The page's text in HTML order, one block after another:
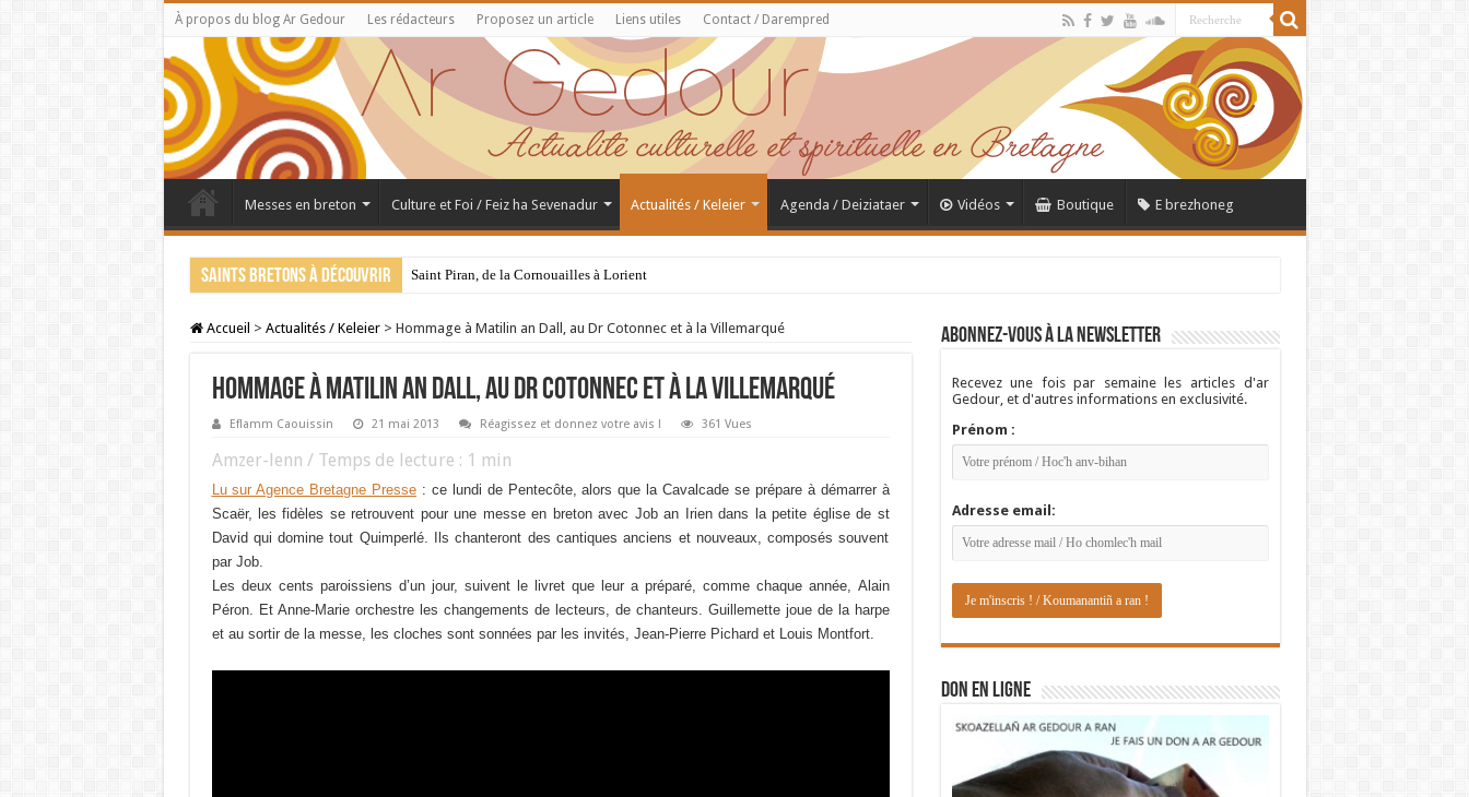
À propos du blog Ar Gedour Les rédacteurs Proposez un article Liens utiles Contact / Darempred
Messes en breton Culture et Foi / Feiz ha Sevenadur Actualités / Keleier Agenda / Deiziataer Vidéos Boutique E brezhoneg
Saints bretons à découvrir Saint Piran, de la Cornouailles à Lorient
Accueil > Actualités / Keleier > Hommage à Matilin an Dall, au Dr Cotonnec et à la Villemarqué
Hommage à Matilin an Dall, au Dr Cotonnec et à la Villemarqué
Eflamm Caouissin 21 mai 2013 Réagissez et donnez votre avis ! 361 Vues
Amzer-lenn / Temps de lecture : 1 min
Lu sur Agence Bretagne Presse : ce lundi de Pentecôte, alors que la Cavalcade se prépare à démarrer à
Scaër, les fidèles se retrouvent pour une messe en breton avec Job an Irien dans la petite église de st
David qui domine tout Quimperlé. Ils chanteront des cantiques anciens et nouveaux, composés souvent
par Job.
Les deux cents paroissiens d’un jour, suivent le livret que leur a préparé, comme chaque année, Alain
Péron. Et Anne-Marie orchestre les changements de lecteurs, de chanteurs. Guillemette joue de la harpe
et au sortir de la messe, les cloches sont sonnées par les invités, Jean-Pierre Pichard et Louis Montfort.
Abonnez-vous à la newsletter
Recevez une fois par semaine les articles d'ar
Gedour, et d'autres informations en exclusivité.
Prénom :
Adresse email:
DON EN LIGNE